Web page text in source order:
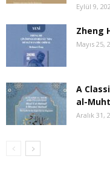
Eylül 9,
Zheng
Mayıs 25,
A
al-
Aralık 31,